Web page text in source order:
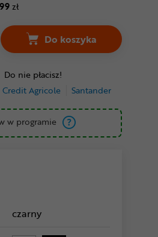
zł
Do nie płacisz!
Credit Agricole Santander
Do koszyka
w programie
czarny